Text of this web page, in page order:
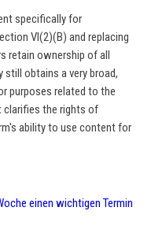
specifically for
VI(2)(B) and replacing
retain ownership of all
obtains a very broad,
purposes related to the
clarifies the rights of
ability to use content for